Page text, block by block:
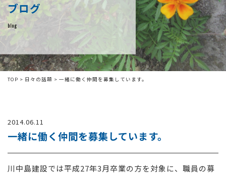
トピックス
事業内容
私たちについて
コンテンツ
採用情報
ブログ
blog
TOP > 日々の話題 > 一緒に働く仲間を募集しています。
2014.06.11
一緒に働く仲間を募集しています。
川中島建設では平成27年3月卒業の方を対象に、職員の募